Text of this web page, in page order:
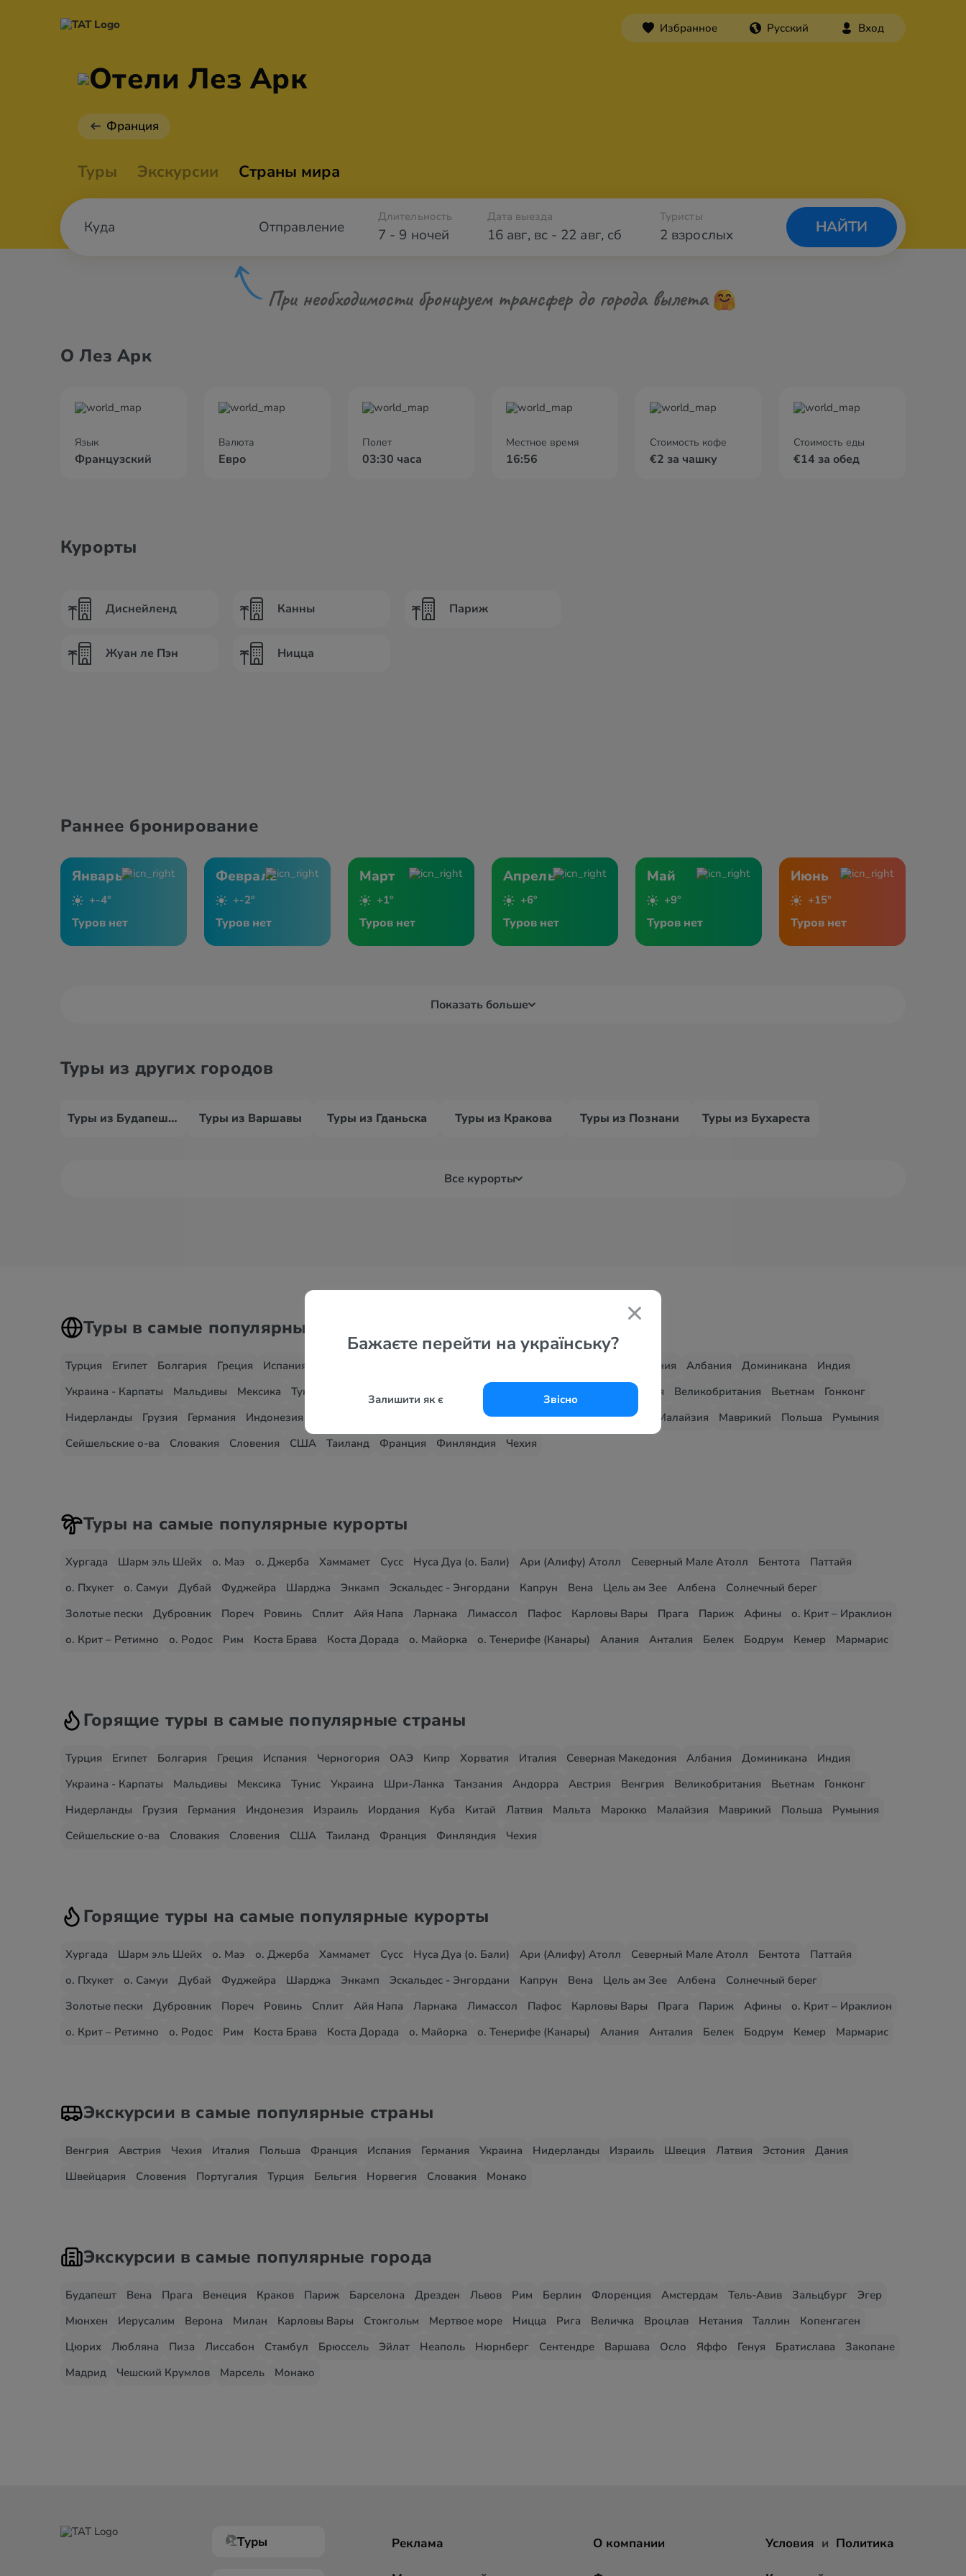
Бажаєте перейти на українську?
Залишити як є Звісно
Избранное Русский Вход
Отели Лез Арк
Франция
Туры Экскурсии Страны мира
Отправление 7 - 9 ночей
Длительность Дата выезда
16 авг, вс- 22 авг, сб 2 взрослых
Туристы
НАЙТИ
При необходимости бронируем трансфер до города вылета
О Лез Арк
Язык
Французский
Валюта
Евро
Полет
03:30 часа
Местное время
16:56
Стоимость кофе
€2 за чашку
Стоимость еды
€14 за обед
Курорты
Диснейленд
Жуан ле Пэн
Канны
Ницца
Париж
Раннее бронирование
Январь
+-4°
Туров нет
Февраль
+-2°
Туров нет
Март
+1°
Туров нет
Апрель
+6°
Туров нет
Май
+9°
Туров нет
Июнь
+15°
Туров нет
Показать больше
Туры из других городов
Туры из Будапешта Туры из Варшавы Туры из Гданьска Туры из Кракова Туры из Познани Туры из Бухареста
Все курорты
Туры в самые популярные страны
Турция Египет Болгария Греция Испания Северная Македония Албания Доминикана
Индия
Украина - Карпаты
Мальдивы Мексика Тунис Украина Танзания Андорра Венгрия Великобритания Вьетнам
Гонконг
Нидерланды
Грузия Германия Индонезия Китай Латвия Мальта Марокко Малайзия Маврикий Польша
Румыния
Сейшельские о-ва
Словакия Словения США Таиланд Франция Финляндия Чехия
Туры на самые популярные курорты
Хургада Шарм эль Шейх о. Маэ о. Джерба Хаммамет Сусс Нуса Дуа (о. Бали) Ари (Алифу) Атолл Северный Мале Атолл Бентота
Паттайя
о. Пхукет
о. Самуи Дубай Фуджейра Шарджа Энкамп Эскальдес - Энгордани Капрун Вена Цель ам Зее Албена
Солнечный берег
Золотые пески
Дубровник Пореч Ровинь Сплит Айя Напа Ларнака Лимассол Пафос Карловы Вары Прага Париж Афины
о. Крит – Ираклион
о. Крит – Ретимно
о. Родос Рим Коста Брава Коста Дорада о. Майорка о. Тенерифе (Канары) Алания Анталия Белек Бодрум Кемер Мармарис
Горящие туры в самые популярные страны
Турция Египет Болгария Греция Испания Черногория ОАЭ Кипр Хорватия Италия Северная Македония Албания Доминикана
Индия
Украина - Карпаты
Мальдивы Мексика Тунис Украина Шри-Ланка Танзания Андорра Австрия Венгрия Великобритания Вьетнам
Гонконг
Нидерланды
Грузия Германия Индонезия Израиль Иордания Куба Китай Латвия Мальта Марокко Малайзия Маврикий Польша
Румыния
Сейшельские о-ва
Словакия Словения США Таиланд Франция Финляндия Чехия
Горящие туры на самые популярные курорты
Хургада Шарм эль Шейх о. Маэ о. Джерба Хаммамет Сусс Нуса Дуа (о. Бали) Ари (Алифу) Атолл Северный Мале Атолл Бентота
Паттайя
о. Пхукет
о. Самуи Дубай Фуджейра Шарджа Энкамп Эскальдес - Энгордани Капрун Вена Цель ам Зее Албена
Солнечный берег
Золотые пески
Дубровник Пореч Ровинь Сплит Айя Напа Ларнака Лимассол Пафос Карловы Вары Прага Париж Афины
о. Крит – Ираклион
о. Крит – Ретимно
о. Родос Рим Коста Брава Коста Дорада о. Майорка о. Тенерифе (Канары) Алания Анталия Белек Бодрум Кемер Мармарис
Экскурсии в самые популярные страны
Венгрия Австрия Чехия Италия Польша Франция Испания Германия Украина Нидерланды Израиль Швеция Латвия Эстония
Дания
Швейцария
Словения Португалия Турция Бельгия Норвегия Словакия Монако
Экскурсии в самые популярные города
Будапешт Вена Прага Венеция Краков Париж Барселона Дрезден Львов Рим Берлин Флоренция Амстердам Тель-Авив Зальцбург
Эгер
Мюнхен
Иерусалим Верона Милан Карловы Вары Стокгольм Мертвое море Ницца Рига Величка Вроцлав Нетания Таллин
Копенгаген
Цюрих
Любляна Пиза Лиссабон Стамбул Брюссель Эйлат Неаполь Нюрнберг Сентендре Варшава Осло Яффо Генуя Братислава
Закопане
Мадрид
Чешский Крумлов Марсель Монако
Туры Реклама О компании Условия и Политика